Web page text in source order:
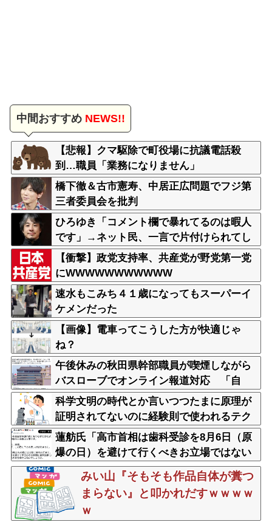
中間おすすめNEWS!!
【悲報】クマ駆除で町役場に抗議電話殺
到…職員「業務になりません」
橋下徹＆古市憲寿、中居正広問題でフジ第
三者委員会を批判
ひろゆき「コメント欄で暴れてるのは暇人
です」→ネット民、一言で片付けられてし
まうｗｗｗｗｗ
【衝撃】政党支持率、共産党が野党第一党
にWWWWWWWWWWW
速水もこみち４１歳になってもスーパーイ
ケメンだった
【画像】電車ってこうした方が快適じゃ
ね？
午後休みの秋田県幹部職員が喫煙しながら
バスローブでオンライン報道対応 「自
宅」との説明に疑義 背景がラブホテルの
客室ような壁紙
科学文明の時代とか言いつつたまに原理が
証明されてないのに経験則で使われるテク
ノロジーとかあるのが面白いよな
蓮舫氏「高市首相は歯科受診を8月6日（原
爆の日）を避けて行くべきお立場ではない
でしょうか」
みい山『そもそも作品自体が糞つ
まらない』と叩かれだすｗｗｗｗ
ｗ